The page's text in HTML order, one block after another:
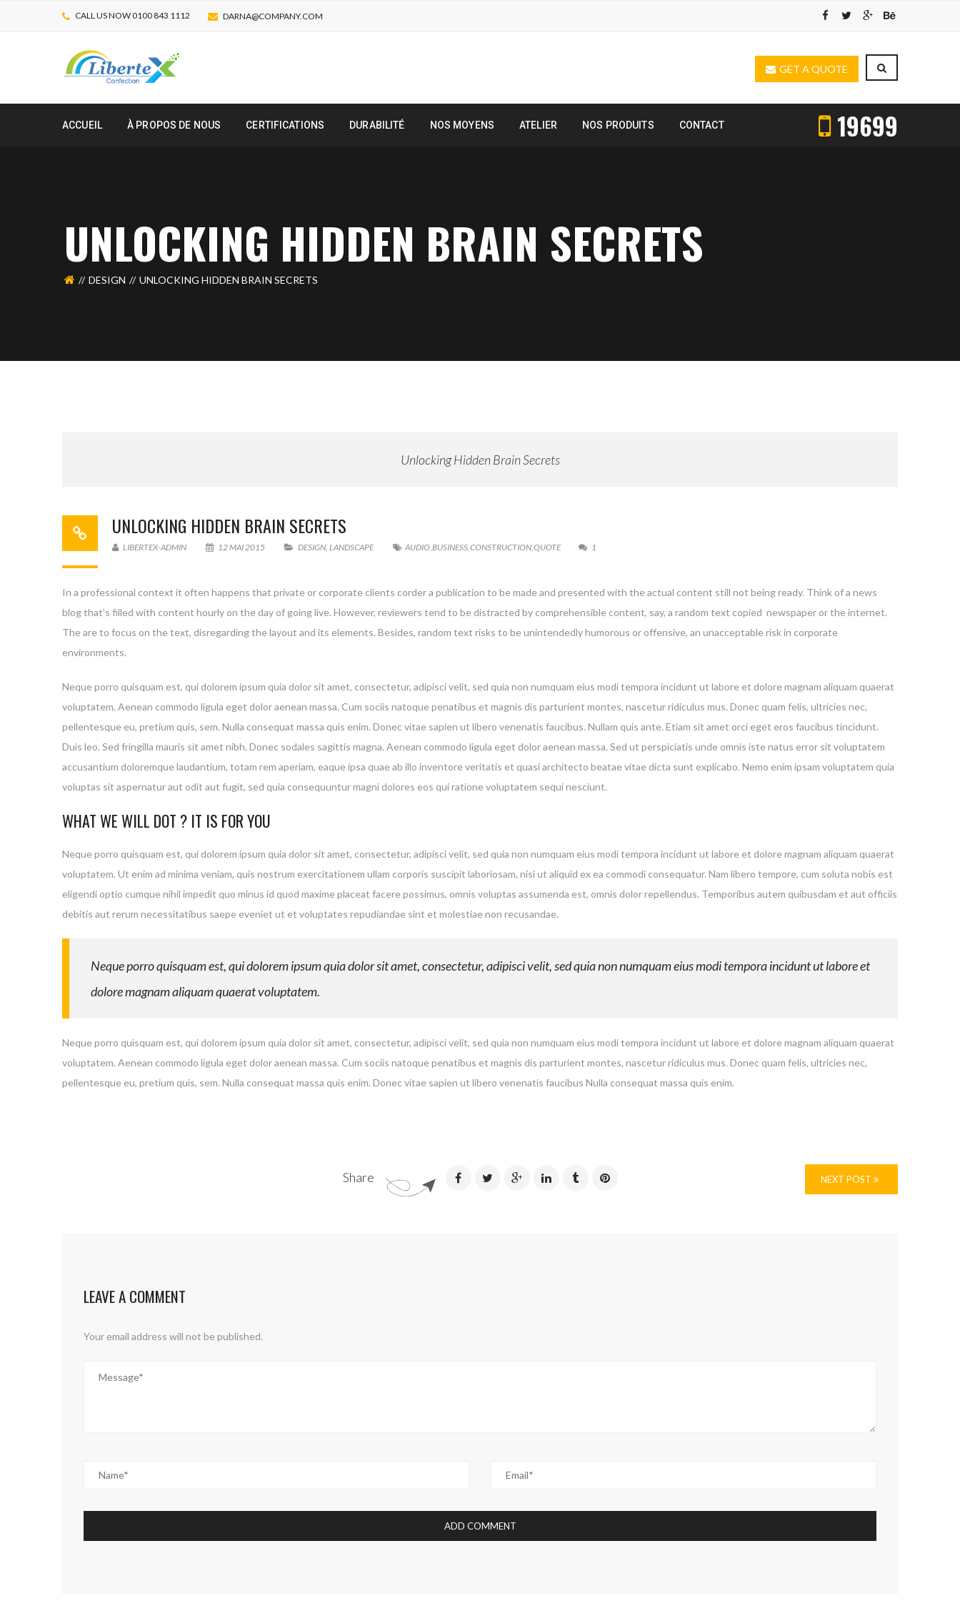
CALL US NOW 0100 843 1112 DARNA@COMPANY.COM
GET A QUOTE
ACCUEIL À PROPOS DE NOUS CERTIFICATIONS DURABILITÉ NOS MOYENS ATELIER NOS PRODUITS CONTACT 19699
UNLOCKING HIDDEN BRAIN SECRETS
DESIGN UNLOCKING HIDDEN BRAIN SECRETS
Unlocking Hidden Brain Secrets
UNLOCKING HIDDEN BRAIN SECRETS
LIBERTEX-ADMIN 12 MAI 2015 DESIGN LANDSCAPE AUDIO BUSINESS CONSTRUCTION QUOTE 1
In a professional context it often happens that private or corporate clients corder a publication to be made and presented with the actual content still not being ready. Think of a news
blog that’s filled with content hourly on the day of going live. However, reviewers tend to be distracted by comprehensible content, say, a random text copied newspaper or the internet.
The are to focus on the text, disregarding the layout and its elements. Besides, random text risks to be unintendedly humorous or offensive, an unacceptable risk in corporate
environments.
Neque porro quisquam est, qui dolorem ipsum quia dolor sit amet, consectetur, adipisci velit, sed quia non numquam eius modi tempora incidunt ut labore et dolore magnam aliquam quaerat
voluptatem. Aenean commodo ligula eget dolor aenean massa. Cum sociis natoque penatibus et magnis dis parturient montes, nascetur ridiculus mus. Donec quam felis, ultricies nec,
pellentesque eu, pretium quis, sem. Nulla consequat massa quis enim. Donec vitae sapien ut libero venenatis faucibus. Nullam quis ante. Etiam sit amet orci eget eros faucibus tincidunt.
Duis leo. Sed fringilla mauris sit amet nibh. Donec sodales sagittis magna. Aenean commodo ligula eget dolor aenean massa. Sed ut perspiciatis unde omnis iste natus error sit voluptatem
accusantium doloremque laudantium, totam rem aperiam, eaque ipsa quae ab illo inventore veritatis et quasi architecto beatae vitae dicta sunt explicabo. Nemo enim ipsam voluptatem quia
voluptas sit aspernatur aut odit aut fugit, sed quia consequuntur magni dolores eos qui ratione voluptatem sequi nesciunt.
WHAT WE WILL DOT ? IT IS FOR YOU
Neque porro quisquam est, qui dolorem ipsum quia dolor sit amet, consectetur, adipisci velit, sed quia non numquam eius modi tempora incidunt ut labore et dolore magnam aliquam quaerat
voluptatem. Ut enim ad minima veniam, quis nostrum exercitationem ullam corporis suscipit laboriosam, nisi ut aliquid ex ea commodi consequatur. Nam libero tempore, cum soluta nobis est
eligendi optio cumque nihil impedit quo minus id quod maxime placeat facere possimus, omnis voluptas assumenda est, omnis dolor repellendus. Temporibus autem quibusdam et aut officiis
debitis aut rerum necessitatibus saepe eveniet ut et voluptates repudiandae sint et molestiae non recusandae.
Neque porro quisquam est, qui dolorem ipsum quia dolor sit amet, consectetur, adipisci velit, sed quia non numquam eius modi tempora incidunt ut labore et
dolore magnam aliquam quaerat voluptatem.
Neque porro quisquam est, qui dolorem ipsum quia dolor sit amet, consectetur, adipisci velit, sed quia non numquam eius modi tempora incidunt ut labore et dolore magnam aliquam quaerat
voluptatem. Aenean commodo ligula eget dolor aenean massa. Cum sociis natoque penatibus et magnis dis parturient montes, nascetur ridiculus mus. Donec quam felis, ultricies nec,
pellentesque eu, pretium quis, sem. Nulla consequat massa quis enim. Donec vitae sapien ut libero venenatis faucibus Nulla consequat massa quis enim.
Share NEXT POST
LEAVE A COMMENT
Your email address will not be published.